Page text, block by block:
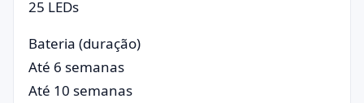
25 LEDs
Bateria (duração)
Até 6 semanas
Até 10 semanas